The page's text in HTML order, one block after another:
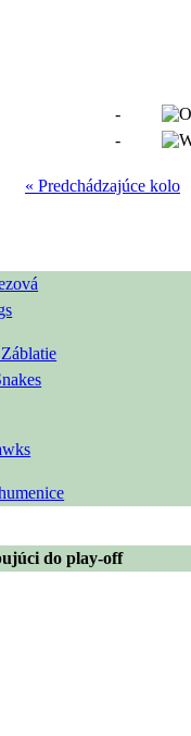
-
-
« Predchádzajúce kolo
do play-off